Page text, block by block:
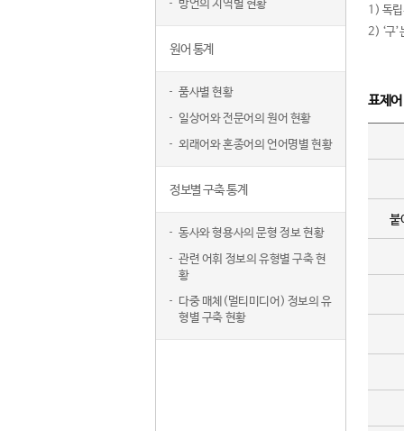
방언의 지역별 현황
원어 통계
품사별 현황
일상어와 전문어의 원어 현황
외래어와 혼종어의 언어명별 현황
정보별 구축 통계
동사와 형용사의 문형 정보 현황
관련 어휘 정보의 유형별 구축 현
황
다중 매체(멀티미디어) 정보의 유
형별 구축 현황
1) 독립
2) ‘구
표제
붙